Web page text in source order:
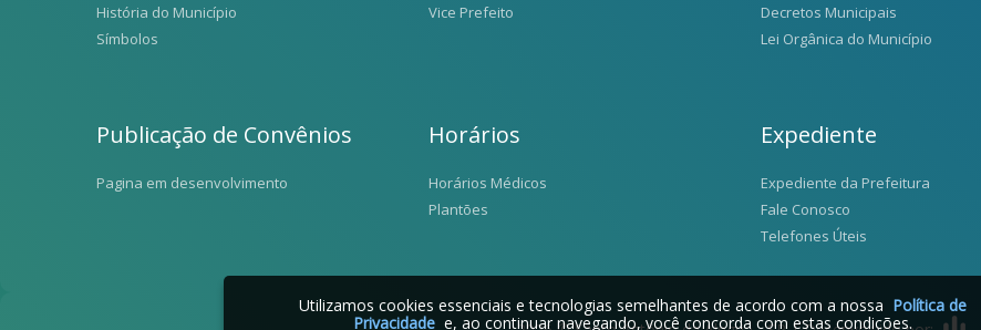
História do Município
Símbolos
Vice Prefeito
Decretos Municipais
Lei Orgânica do Município
Publicação de Convênios
Pagina em desenvolvimento
Horários
Horários Médicos
Plantões
Expediente
Expediente da Prefeitura
Fale Conosco
Telefones Úteis
Utilizamos cookies essenciais e tecnologias semelhantes de acordo com a nossa Política de
Privacidade e, ao continuar navegando, você concorda com estas condições.